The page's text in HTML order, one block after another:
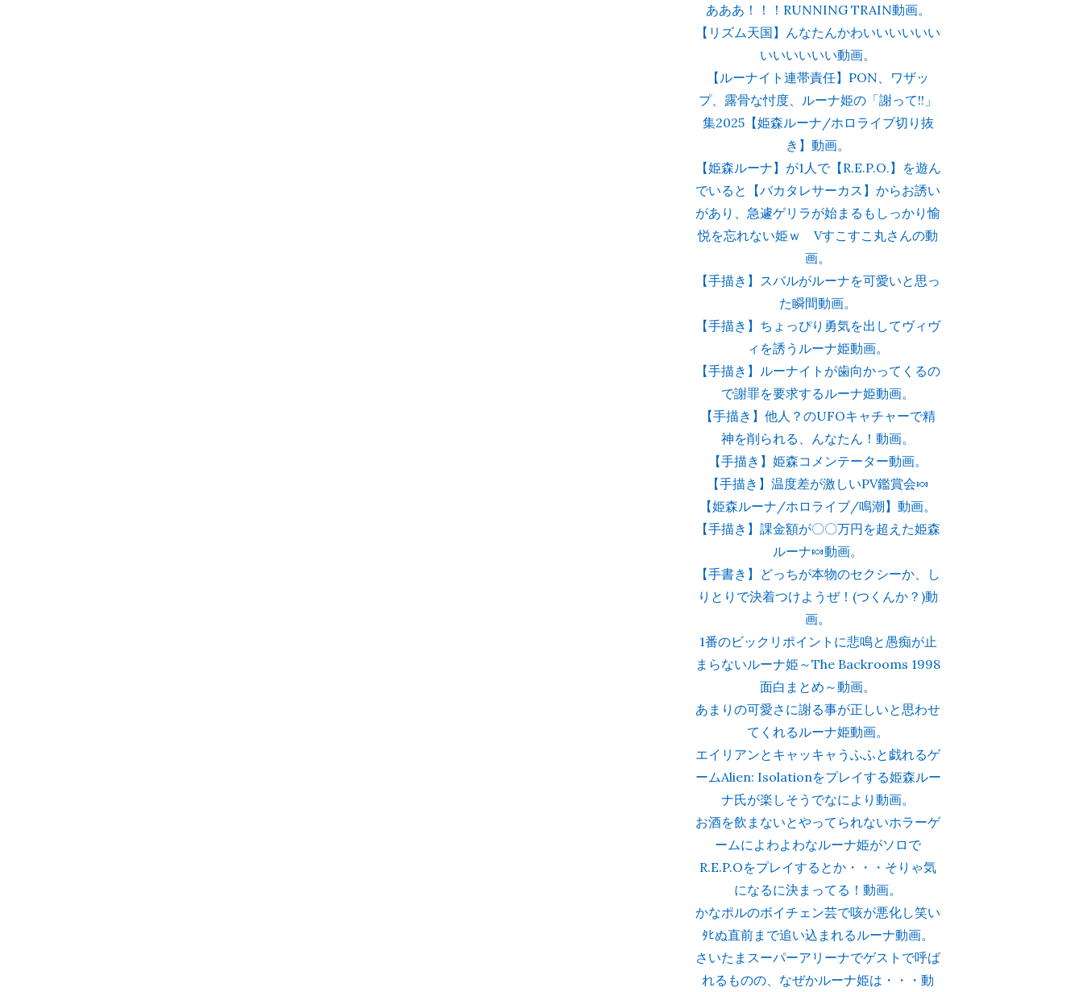
あああ！！！RUNNING TRAIN動画。
【リズム天国】んなたんかわいいいいいい
いいいいいい動画。
【ルーナイト連帯責任】PON、ワザッ
プ、露骨な忖度、ルーナ姫の「謝って!!」
集2025【姫森ルーナ/ホロライブ切り抜
き】動画。
【姫森ルーナ】が1人で【R.E.P.O.】を遊ん
でいると【バカタレサーカス】からお誘い
があり、急遽ゲリラが始まるもしっかり愉
悦を忘れない姫ｗ Vすこすこ丸さんの動
画。
【手描き】スバルがルーナを可愛いと思っ
た瞬間動画。
【手描き】ちょっぴり勇気を出してヴィヴ
ィを誘うルーナ姫動画。
【手描き】ルーナイトが歯向かってくるの
で謝罪を要求するルーナ姫動画。
【手描き】他人？のUFOキャチャーで精
神を削られる、んなたん！動画。
【手描き】姫森コメンテーター動画。
【手描き】温度差が激しいPV鑑賞会🍬
【姫森ルーナ/ホロライブ/鳴潮】動画。
【手描き】課金額が〇〇万円を超えた姫森
ルーナ🍬動画。
【手書き】どっちが本物のセクシーか、し
りとりで決着つけようぜ！(つくんか？)動
画。
1番のビックリポイントに悲鳴と愚痴が止
まらないルーナ姫～The Backrooms 1998
面白まとめ～動画。
あまりの可愛さに謝る事が正しいと思わせ
てくれるルーナ姫動画。
エイリアンとキャッキャうふふと戯れるゲ
ームAlien: Isolationをプレイする姫森ルー
ナ氏が楽しそうでなにより動画。
お酒を飲まないとやってられないホラーゲ
ームによわよわなルーナ姫がソロで
R.E.P.Oをプレイするとか・・・そりゃ気
になるに決まってる！動画。
かなポルのボイチェン芸で咳が悪化し笑い
ﾀﾋぬ直前まで追い込まれるルーナ動画。
さいたまスーパーアリーナでゲストで呼ば
れるものの、なぜかルーナ姫は・・・動